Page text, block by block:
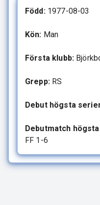
Född:1977-08-03
Kön: Man
Första klubb:
Grepp:RS
Debut högsta
Debutmatch
FF 1-6